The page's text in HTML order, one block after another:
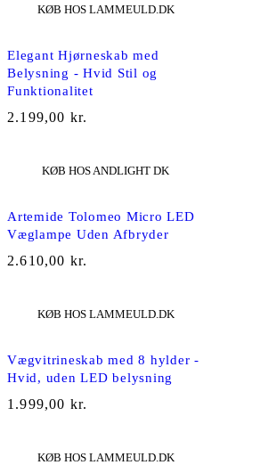
KØB HOS LAMMEULD.DK
Elegant Hjørneskab med
Belysning - Hvid Stil og
Funktionalitet
2.199,00 kr.
KØB HOS ANDLIGHT DK
Artemide Tolomeo Micro LED
Væglampe Uden Afbryder
2.610,00 kr.
KØB HOS LAMMEULD.DK
Vægvitrineskab med 8 hylder -
Hvid, uden LED belysning
1.999,00 kr.
KØB HOS LAMMEULD.DK